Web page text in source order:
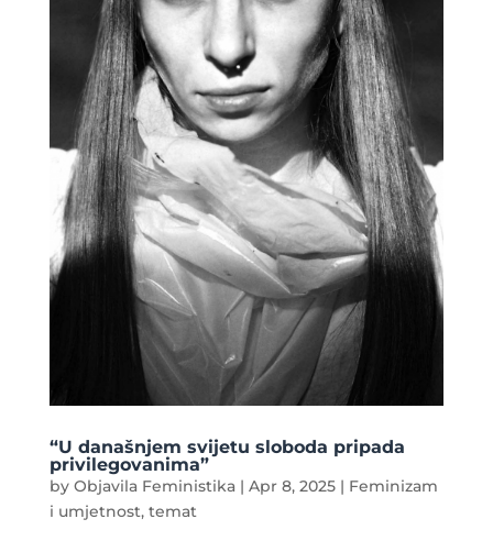
“U današnjem svijetu sloboda pripada
privilegovanima”
by Objavila Feministika| Apr 8, 2025| Feminizam
i umjetnost, temat